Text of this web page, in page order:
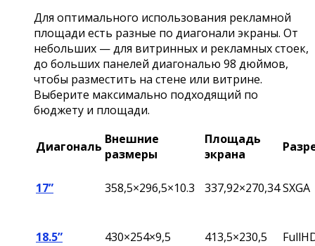
Для оптимального использования рекламной
площади есть разные по диагонали экраны. От
небольших — для витринных и рекламных стоек,
до больших панелей диагональю 98 дюймов,
чтобы разместить на стене или витрине.
Выберите максимально подходящий по
бюджету и площади.
Диагональ Внешние
размеры
Площадь
экрана
17” 358,5×296,5×10.3 337,92×270,34SXGA
18.5” 430×254×9,5 413,5×230,5